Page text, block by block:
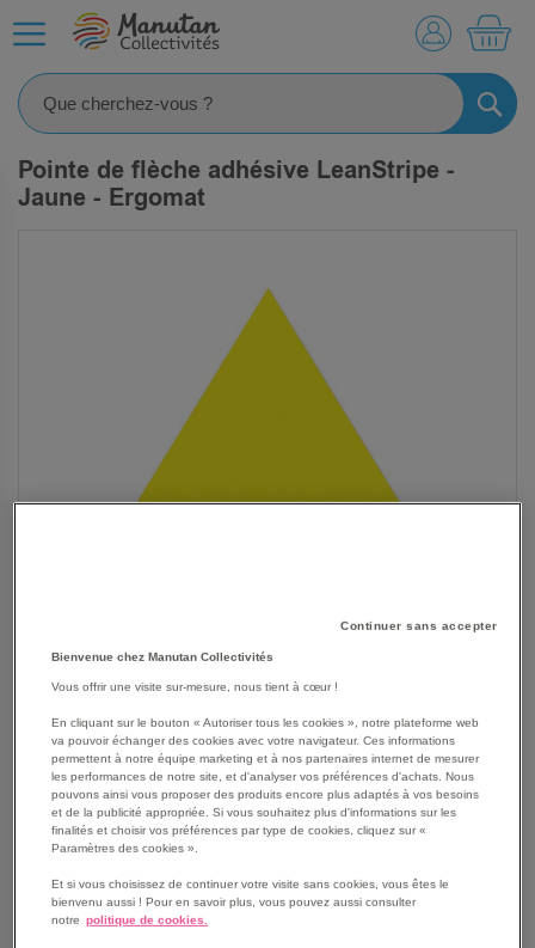
Pointe de flèche adhésive LeanStripe -
Jaune - Ergomat
SKIP
BEGINNING
GALLERY
Les avantages
Pointe de flèche adhésive LeanStripe Jaune.
Profil mince pour limiter les impacts latéraux, offrant une
solution de marquage au sol durable.
Adhésif de bord à bord, assure la meilleure adhérence
possible aux sols et réduit les risques de plis et de
décollement de la bande.
Voir le descriptif complet
Continuer sans accepter
Bienvenue chez Manutan Collectivités
Vous offrir une visite sur-mesure, nous tient à cœur !
En cliquant sur le bouton « Autoriser tous les cookies », notre plateforme web
va pouvoir échanger des cookies avec votre navigateur. Ces informations
permettent à notre équipe marketing et à nos partenaires internet de mesurer
les performances de notre site, et d'analyser vos préférences d'achats. Nous
pouvons ainsi vous proposer des produits encore plus adaptés à vos besoins
et de la publicité appropriée. Si vous souhaitez plus d'informations sur les
finalités et choisir vos préférences par type de cookies, cliquez sur «
Paramètres des cookies ».
Et si vous choisissez de continuer votre visite sans cookies, vous êtes le
bienvenu aussi ! Pour en savoir plus, vous pouvez aussi consulter
notre politique de cookies.